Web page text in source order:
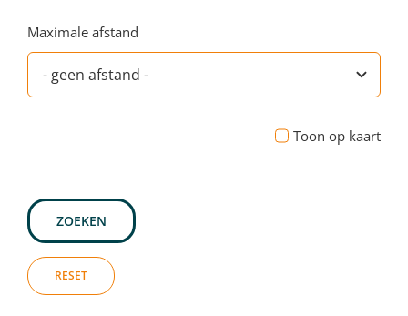
Maximale afstand
Toon op kaart
ZOEKEN
RESET